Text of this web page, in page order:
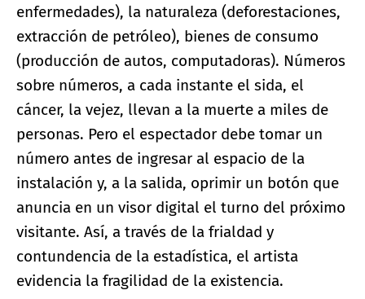
enfermedades), la naturaleza (deforestaciones,
extracción de petróleo), bienes de consumo
(producción de autos, computadoras). Números
sobre números, a cada instante el sida, el
cáncer, la vejez, llevan a la muerte a miles de
personas. Pero el espectador debe tomar un
número antes de ingresar al espacio de la
instalación y, a la salida, oprimir un botón que
anuncia en un visor digital el turno del próximo
visitante. Así, a través de la frialdad y
contundencia de la estadística, el artista
evidencia la fragilidad de la existencia.